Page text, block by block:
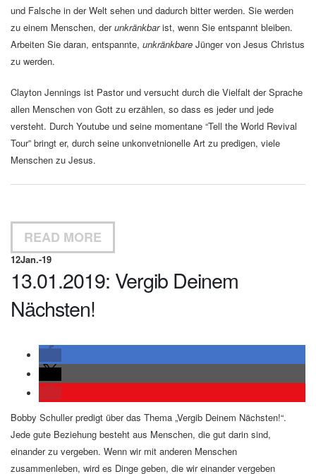
und Falsche in der Welt sehen und dadurch bitter werden. Sie werden
zu einem Menschen, derunkränkbarist, wenn Sie entspannt bleiben.
Arbeiten Sie daran, entspannte, unkränkbare Jünger von Jesus Christus
zu werden.
Clayton Jennings ist Pastor und versucht durch die Vielfalt der Sprache
allen Menschen von Gott zu erzählen, so dass es jeder und jede
versteht. Durch Youtube und seine momentane “Tell the World Revival
Tour” bringt er, durch seine unkonvetnionelle Art zu predigen, viele
Menschen zu Jesus.
READ MORE
12Jan.-19
13.01.2019: Vergib Deinem
Nächsten!
Bobby Schuller predigt über das Thema „Vergib Deinem Nächsten!“.
Jede gute Beziehung besteht aus Menschen, die gut darin sind,
einander zu vergeben. Wenn wir mit anderen Menschen
zusammenleben, wird es Dinge geben, die wir einander vergeben